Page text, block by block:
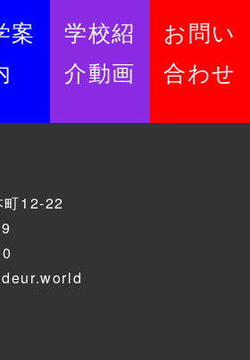
案
学校紹
介動画
お問い
合わせ
町12-22